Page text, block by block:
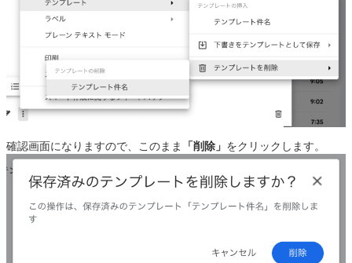
確認画面になりますので、このまま 「削除」 をクリックします。